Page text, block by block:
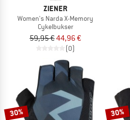
ZIENER
Women's Narda X-Memory
Cykelbukser
59,95 €44,96 €
(0)
30% 30%